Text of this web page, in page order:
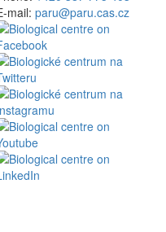
mail: paru@paru.cas.cz